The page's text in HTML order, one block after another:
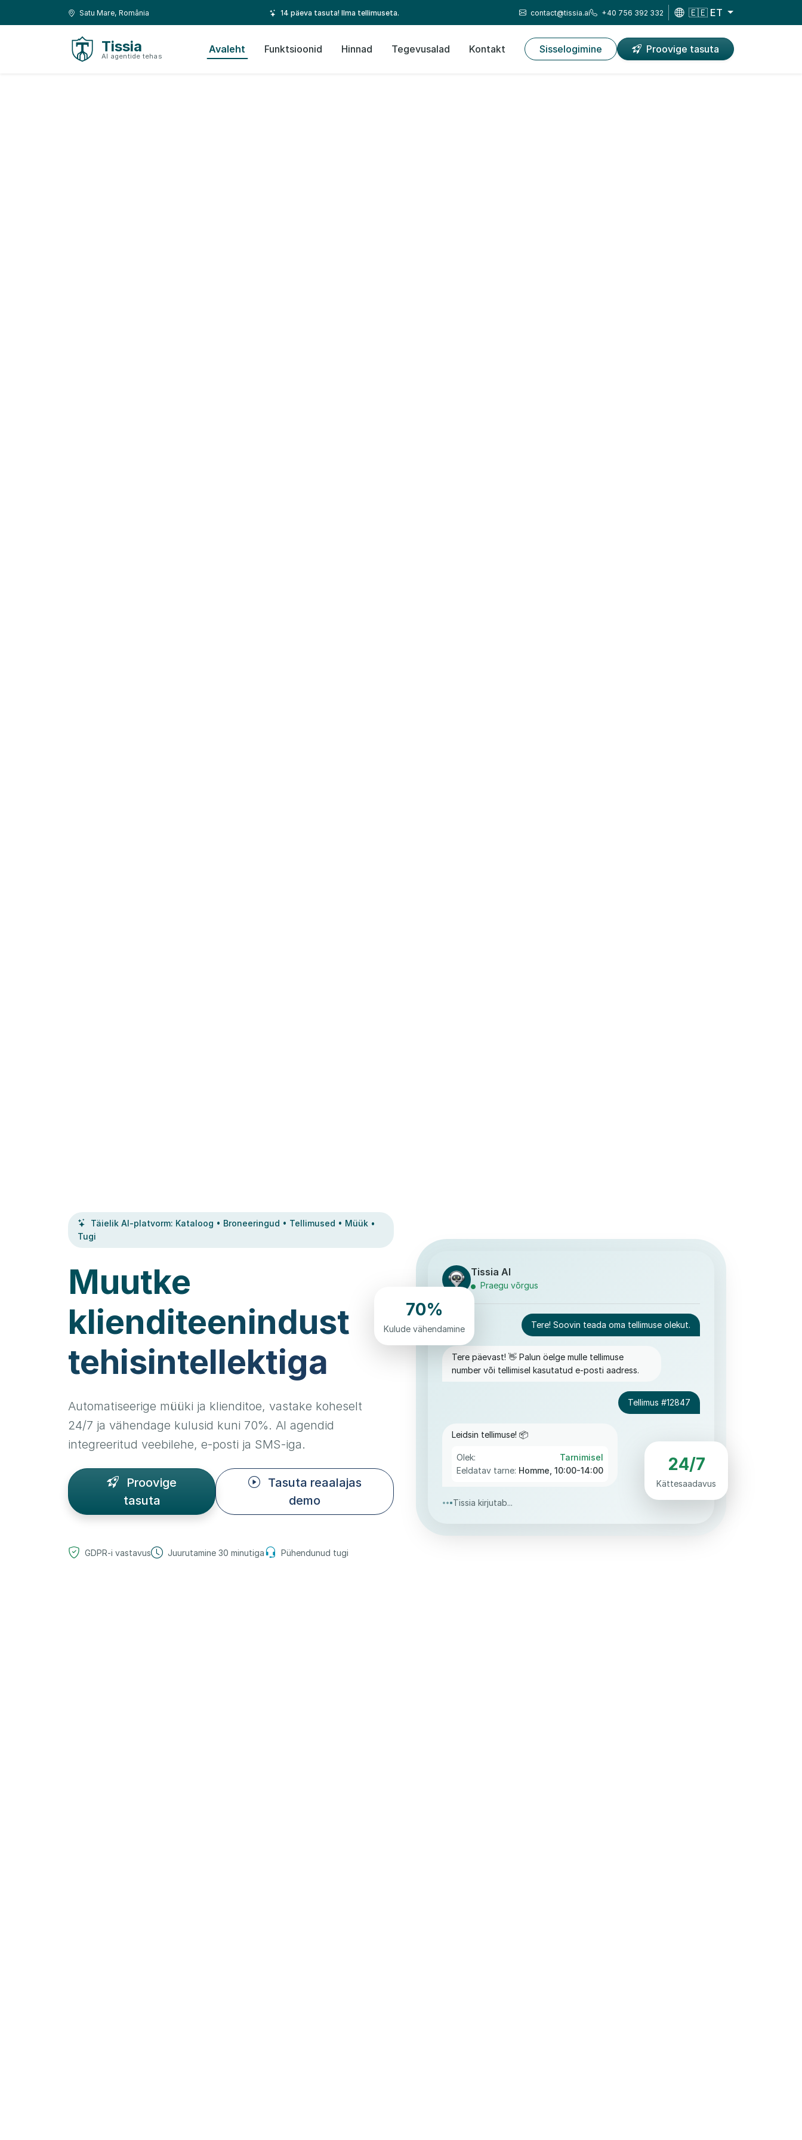
Liigu navigeerimiseleAsukoht:
Satu Mare, România 14 päeva tasuta! Ilma tellimuseta. contact@tissia.ai +40 756 392 332 🇪🇪 ET
Tissia
AI agentide tehas
Avaleht Funktsioonid Hinnad Tegevusalad Kontakt Sisselogimine Proovige tasuta
Täielik AI-platvorm: Kataloog • Broneeringud • Tellimused • Müük •
Tugi
Muutke
klienditeenindust
tehisintellektiga
Automatiseerige müüki ja klienditoe, vastake koheselt
24/7 ja vähendage kulusid kuni 70%. AI agendid
integreeritud veebilehe, e-posti ja SMS-iga.
Proovige
tasuta
Tasuta reaalajas
demo
GDPR-i vastavus Juurutamine 30 minutiga Pühendunud tugi
Tissia AI
Praegu võrgus
Tere! Soovin teada oma tellimuse olekut.
Tere päevast! 👋 Palun öelge mulle tellimuse
number või tellimisel kasutatud e-posti aadress.
Tellimus #12847
Leidsin tellimuse! 📦
Olek:
Tarnimisel
Eeldatav tarne: Homme, 10:00-14:00
Tissia kirjutab...
70%
Kulude vähendamine
24/7
Kättesaadavus